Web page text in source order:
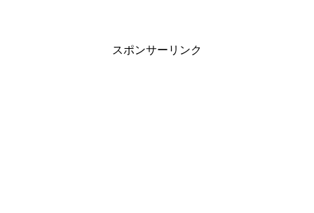
スポンサーリンク